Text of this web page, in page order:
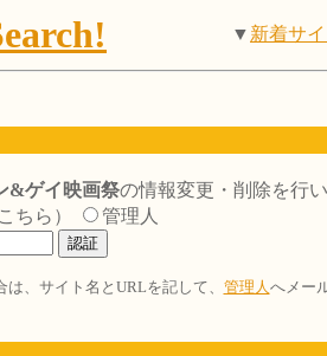
▼ 新着サ
&ゲイ映画祭の情報変更・削除を行
ちら）
管理人
、サイト名とURLを記して、 管理人へメー